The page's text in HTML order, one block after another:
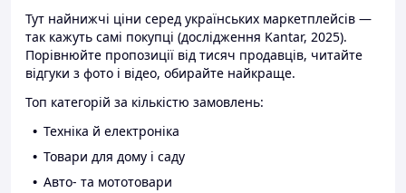
Тут найнижчі ціни серед українських маркетплейсів —
так кажуть самі покупці (дослідження Kantar, 2025).
Порівнюйте пропозиції від тисяч продавців, читайте
відгуки з фото і відео, обирайте найкраще.
Топ категорій за кількістю замовлень:
Техніка й електроніка
Товари для дому і саду
Авто- та мототовари